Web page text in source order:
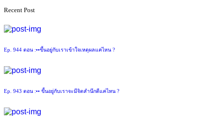
Recent Post
Ep. 944 ตอน :••ขึ้นอยู่กับเราเข้าใจเหตุผลแค่ไหน ?
Ep. 943 ตอน :•• ขึ้นอยู่กับเราจะมีจิตสำนึกดีแค่ไหน ?